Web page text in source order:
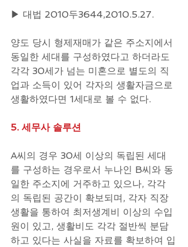
▶ 대법 2010두3644,2010.5.27.
양도 당시 형제재매가 같은 주소지에서
동일한 세대를 구성하였다고 하더라도
각각 30세가 넘는 미혼으로 별도의 직
업과 소득이 있어 각자의 생활자금으로
생활하였다면 1세대로 볼 수 없다.
5. 세무사 솔루션
A씨의 경우 30세 이상의 독립된 세대
를 구성하는 경우로서 누나인 B씨와 동
일한 주소지에 거주하고 있으나, 각각
의 독립된 공간이 확보되며, 각자 직장
생활을 통하여 최저생계비 이상의 수입
원이 있고, 생활비도 각각 절반씩 분담
하고 있다는 사실을 자료를 확보하여 입